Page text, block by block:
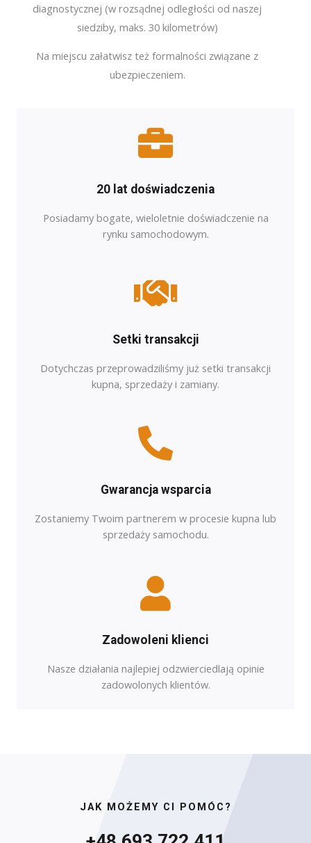
diagnostycznej (w rozsądnej odległości od naszej
siedziby, maks. 30 kilometrów)
Na miejscu załatwisz też formalności związane z
ubezpieczeniem.
20 lat doświadczenia
Posiadamy bogate, wieloletnie doświadczenie na
rynku samochodowym.
Setki transakcji
Dotychczas przeprowadziliśmy już setki transakcji
kupna, sprzedaży i zamiany.
Gwarancja wsparcia
Zostaniemy Twoim partnerem w procesie kupna lub
sprzedaży samochodu.
Zadowoleni klienci
Nasze działania najlepiej odzwierciedlają opinie
zadowolonych klientów.
JAK MOŻEMY CI POMÓC?